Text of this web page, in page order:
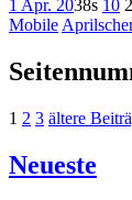
1 Apr. 2038s 10
Mobile
1 2 3 ältere
Neueste